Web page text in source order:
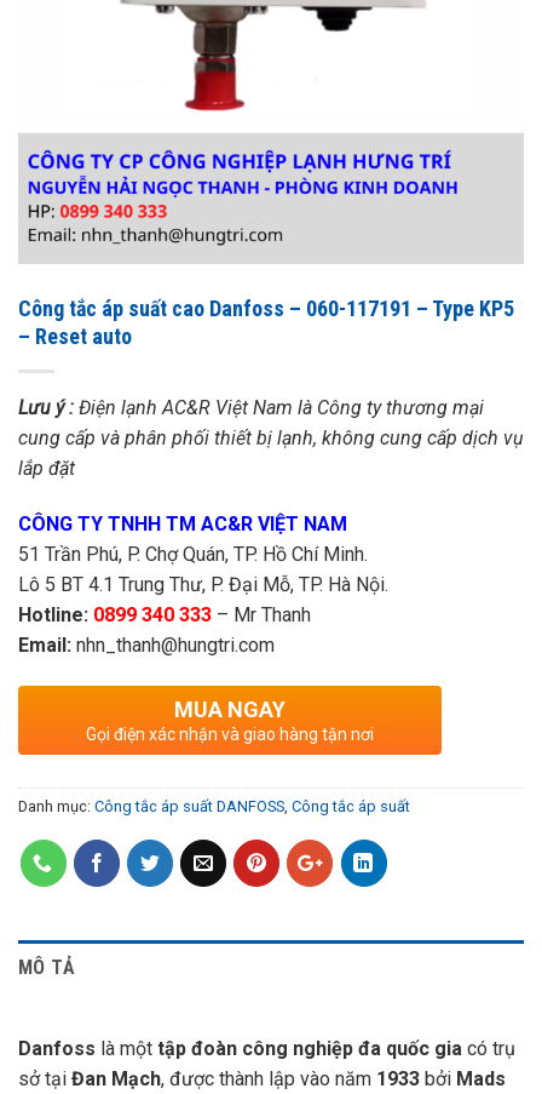
Công tắc áp suất cao Danfoss – 060-117191 – Type KP5
– Reset auto
Lưu ý : Điện lạnh AC&R Việt Nam là Công ty thương mại
cung cấp và phân phối thiết bị lạnh, không cung cấp dịch vụ
lắp đặt
CÔNG TY TNHH TM AC&R VIỆT NAM
51 Trần Phú, P. Chợ Quán, TP. Hồ Chí Minh.
Lô 5 BT 4.1 Trung Thư, P. Đại Mỗ, TP. Hà Nội.
Hotline: 0899 340 333 – Mr Thanh
Email: nhn_thanh@hungtri.com
MUA NGAY
Gọi điện xác nhận và giao hàng tận nơi
Danh mục: Công tắc áp suất DANFOSS Công tắc áp suất
MÔ TẢ
Danfoss là một tập đoàn công nghiệp đa quốc gia có trụ
sở tại Đan Mạch, được thành lập vào năm 1933 bởi Mads